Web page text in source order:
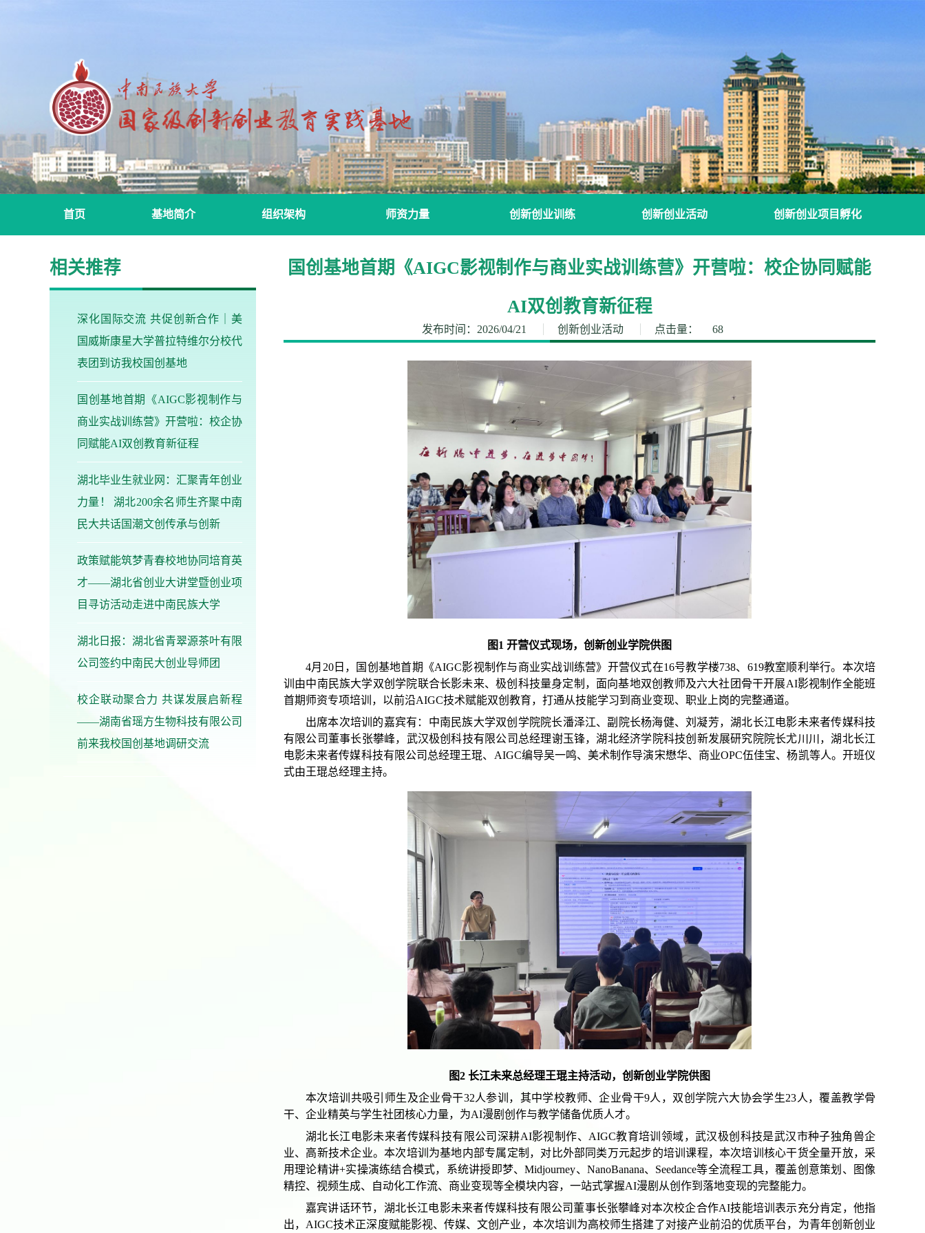
首页 基地简介 组织架构 师资力量
国创导师
校创导师
教师风采
创新创业训练 创新创业活动 创新创业项目孵化
相关推荐
深化国际交流 共促创新合作｜美
国威斯康星大学普拉特维尔分校代
表团到访我校国创基地
国创基地首期《AIGC影视制作与
商业实战训练营》开营啦：校企协
同赋能AI双创教育新征程
湖北毕业生就业网：汇聚青年创业
力量！ 湖北200余名师生齐聚中南
民大共话国潮文创传承与创新
政策赋能筑梦青春校地协同培育英
才——湖北省创业大讲堂暨创业项
目寻访活动走进中南民族大学
湖北日报：湖北省青翠源茶叶有限
公司签约中南民大创业导师团
校企联动聚合力 共谋发展启新程
——湖南省瑶方生物科技有限公司
前来我校国创基地调研交流
国创基地首期《AIGC影视制作与商业实战训练营》开营啦：校企协同赋能
AI双创教育新征程
发布时间：2026/04/21 创新创业活动 点击量： 68
图1 开营仪式现场，创新创业学院供图
4月20日，国创基地首期 《AIGC影视制作与商业实战训练营》开营仪式在16号教学楼738、 619教室顺利举行。本次培
训由中南民族大学双创 学院联合长影未来、极创科技量身定制，面向基地双创教师及六大社团骨干开展AI影视制作全能班
首期师资专项培训 ，以前沿AIGC技术赋能双创教育，打通从技能学习到商业变现、职业上岗的完整通道。
出席本次培训的嘉宾有：中南民族大学双创 学院院长潘泽江、副院长杨海健、刘凝芳，湖北长江电影未来者传媒科技
有限公司董事长张攀峰，武汉极创科技有限公司总经理谢玉锋，湖北经济学院科技创新发展研究院院长尤川川，湖北长江
电影未来者传媒科技有限公司总经理王琨、 AIGC编导吴一鸣、美术制作导演宋懋华、商业OPC伍佳宝、杨凯等人。开班仪
式由王琨总经理主持。
图2 长江未来总经理王琨主持活动，创新创业学院供图
本次培训共吸引师生及企业骨干32人参训，其中学校教师、企业骨干9人，双创学院六大协会学生23人，覆盖教学骨
干、企业精英与学生社团核心力量，为AI漫剧创作与教学储备优质人才。
湖北长江电影未来者传媒科技有限公司 深耕AI影视制作、AIGC教育培训领域，武汉极创科技是武汉市种子独角兽企
业、高新技术企业。本次培训为基地内部专属定制，对比外部同类万元起步的培训课程，本次培训 核心干货全量开放，采
用理论精讲+实操演练结合模式， 系统讲授即梦、Midjourney、NanoBanana、Seedance等全流程工具，覆盖创意策划、图像
精控、视频生成、自动化工作流、商业变现等全模块内容，一站式掌握AI漫剧从创作到落地变现的完整能力。
嘉宾讲话环节， 湖北长江电影未来者传媒科技有限公司董事长张攀峰对本次校企合作AI技能培训表示充分肯定，他指
出，AIGC技术正深度赋能影视、传媒、文创产业，本次培训为高校师生搭建了对接产业前沿的优质平台，为青年创新创业